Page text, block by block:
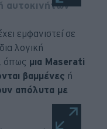
εμφανιστεί σε
λογική
όπως μια Maserati
βαμμένες ή
απόλυτα με